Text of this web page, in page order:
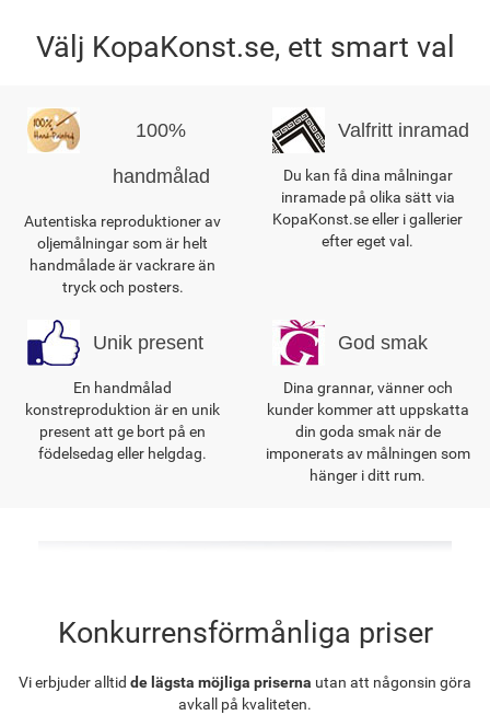
Välj KopaKonst.se, ett smart val
100%
handmålad
Autentiska reproduktioner av
oljemålningar som är helt
handmålade är vackrare än
tryck och posters.
Valfritt inramad
Du kan få dina målningar
inramade på olika sätt via
KopaKonst.se eller i gallerier
efter eget val.
Unik present
En handmålad
konstreproduktion är en unik
present att ge bort på en
födelsedag eller helgdag.
God smak
Dina grannar, vänner och
kunder kommer att uppskatta
din goda smak när de
imponerats av målningen som
hänger i ditt rum.
Konkurrensförmånliga priser
Vi erbjuder alltid de lägsta möjliga priserna utan att någonsin göra
avkall på kvaliteten.